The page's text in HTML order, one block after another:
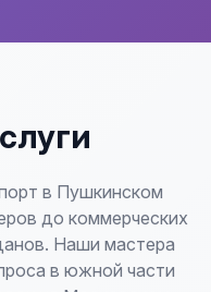
в Пушкинском
до коммерческих
Наши мастера
в южной части